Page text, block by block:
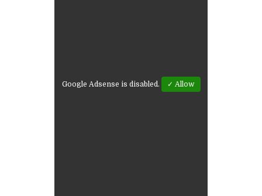
Google Adsense is disabled. ✓ Allow